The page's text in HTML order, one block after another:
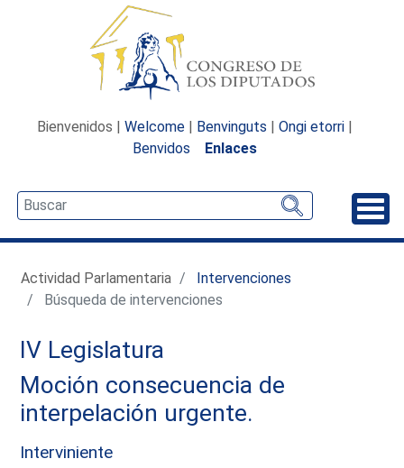
Bienvenidos | Welcome | Benvinguts | Ongi etorri |
Benvidos
Enlaces
Actividad Parlamentaria
Intervenciones
Búsqueda de intervenciones
IV Legislatura
Moción consecuencia de
interpelación urgente.
Interviniente